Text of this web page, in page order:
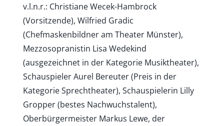
v.l.n.r.: Christiane Wecek-Hambrock
(Vorsitzende), Wilfried Gradic
(Chefmaskenbildner am Theater Münster),
Mezzosopranistin Lisa Wedekind
(ausgezeichnet in der Kategorie Musiktheater),
Schauspieler Aurel Bereuter (Preis in der
Kategorie Sprechtheater), Schauspielerin Lilly
Gropper (bestes Nachwuchstalent),
Oberbürgermeister Markus Lewe, der